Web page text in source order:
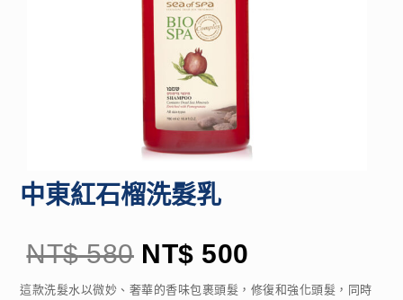
中東紅石榴洗髮乳
NT$580 NT$ 500
這款洗髮水以微妙、奢華的香味包裹頭髮，修復和強化頭髮，同時